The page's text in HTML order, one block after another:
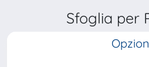
Sfoglia per